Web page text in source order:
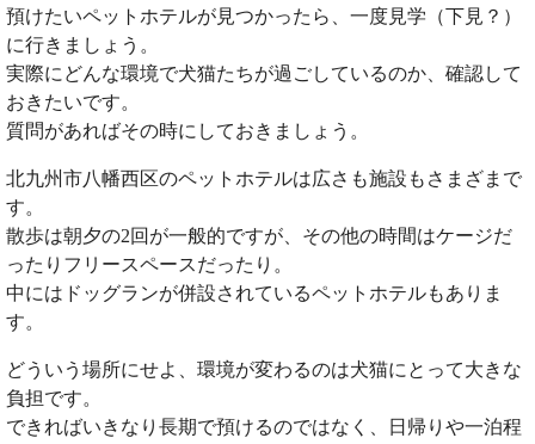
預けたいペットホテルが見つかったら、一度見学（下見？）
に行きましょう。
実際にどんな環境で犬猫たちが過ごしているのか、確認して
おきたいです。
質問があればその時にしておきましょう。
北九州市八幡西区のペットホテルは広さも施設もさまざまで
す。
散歩は朝夕の2回が一般的ですが、その他の時間はケージだ
ったりフリースペースだったり。
中にはドッグランが併設されているペットホテルもありま
す。
どういう場所にせよ、環境が変わるのは犬猫にとって大きな
負担です。
できればいきなり長期で預けるのではなく、日帰りや一泊程